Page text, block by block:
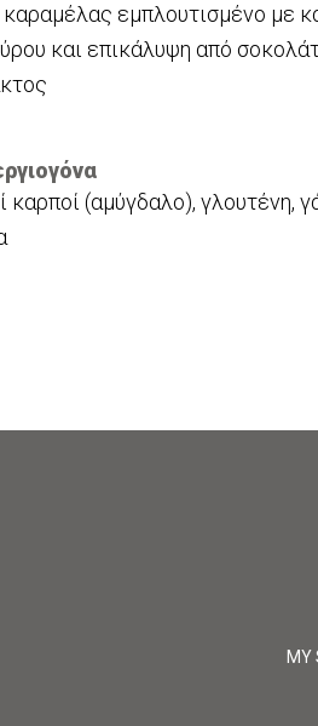
καραμέλας εμπλουτισμένο με
και επικάλυψη από
καρποί (αμύγδαλο), γλουτένη,
MY